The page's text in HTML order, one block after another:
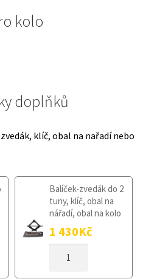
kolo
doplňků
klíč, obal na nařadí nebo
Balíček-zvedák do 2
tuny, klíč, obal na
nářadí, obal na kolo
1 430Kč
KOLO